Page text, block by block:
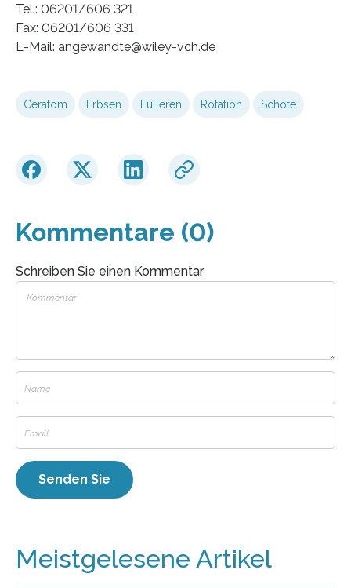
Tel.: 06201/606 321
Fax: 06201/606 331
E-Mail: angewandte@wiley-vch.de
Ceratom Erbsen Fulleren Rotation Schote
Kommentare (0)
Schreiben Sie einen Kommentar
Meistgelesene Artikel